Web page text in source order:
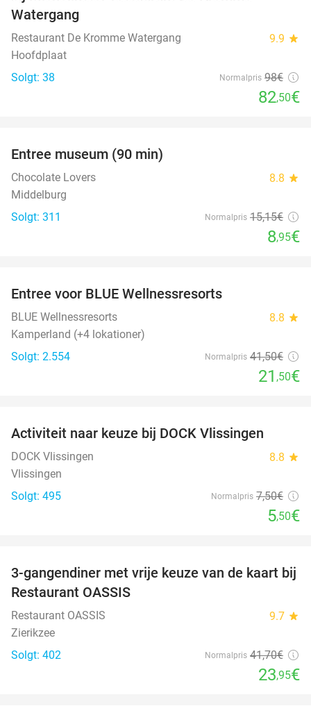
Watergang
Restaurant De Kromme Watergang 9.9 star
Hoofdplaat
Solgt: 38
Normalpris 98€
82,50€
Entree museum (90 min)
Chocolate Lovers 8.8 star
Middelburg
Solgt: 311
Normalpris 15,15€
8,95€
Entree voor BLUE Wellnessresorts
BLUE Wellnessresorts 8.8 star
Kamperland (+4 lokationer)
Solgt: 2.554
Normalpris 41,50€
21 ,50€
Activiteit naar keuze bij DOCK Vlissingen
DOCK Vlissingen 8.8 star
Vlissingen
Solgt: 495
Normalpris 7,50€
5,50€
43%
3-gangendiner met vrije keuze van de kaart bij
Restaurant OASSIS
Restaurant OASSIS 9.7 star
Zierikzee
Solgt: 402
Normalpris 41,70€
23,95€